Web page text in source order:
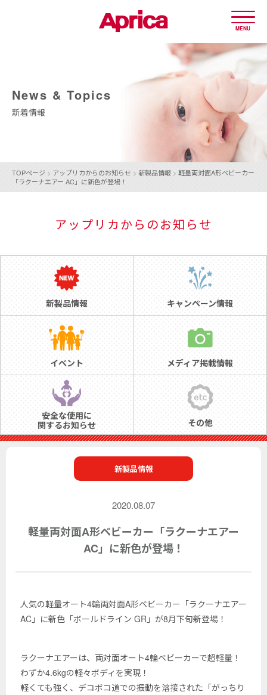
MENU
News & Topics
新着情報
TOPページ > アップリカからのお知らせ > 新製品情報 > 軽量両対面A形ベビーカー
「ラクーナエアー AC」に新色が登場！
アップリカからのお知らせ
新製品情報 キャンペーン情報
イベント メディア掲載情報
安全な使用に
関するお知らせ
その他
新製品情報
2020.08.07
軽量両対面A形ベビーカー「ラクーナエアー
AC」に新色が登場！
人気の軽量オート4輪両対面A形ベビーカー「ラクーナエアー
AC」に新色「ボールドライン GR」が8月下旬新登場！
ラクーナエアーは、両対面オート4輪ベビーカーで超軽量！
わずか4.6kgの軽々ボディを実現！
軽くても強く、デコボコ道での振動を溶接された「がっちり